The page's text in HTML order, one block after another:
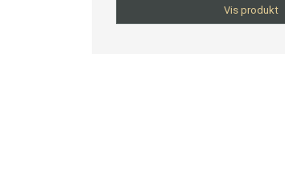
Vis produkt